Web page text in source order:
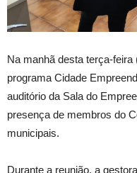
Na manhã desta terça-
programa Cidade
auditório da Sala do
presença de membros do
municipais.
Durante a reunião, a